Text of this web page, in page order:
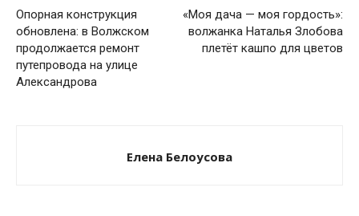
Опорная конструкция
обновлена: в Волжском
продолжается ремонт
путепровода на улице
Александрова
«Моя дача — моя гордость»:
волжанка Наталья Злобова
плетёт кашпо для цветов
Елена Белоусова